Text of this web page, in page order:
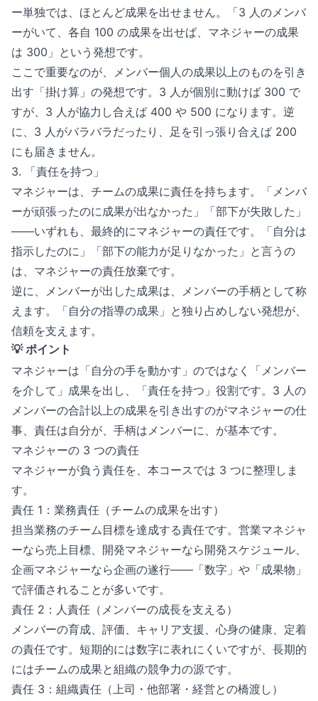
ー単独では、ほとんど成果を出せません。「3 人のメンバ
ーがいて、各自 100 の成果を出せば、マネジャーの成果
は 300」という発想です。
ここで重要なのが、メンバー個人の成果以上のものを引き
出す「掛け算」の発想です。3 人が個別に動けば 300 で
すが、3 人が協力し合えば 400 や 500 になります。逆
に、3 人がバラバラだったり、足を引っ張り合えば 200
にも届きません。
3. 「責任を持つ」
マネジャーは、チームの成果に責任を持ちます。「メンバ
ーが頑張ったのに成果が出なかった」「部下が失敗した」
——いずれも、最終的にマネジャーの責任です。「自分は
指示したのに」「部下の能力が足りなかった」と言うの
は、マネジャーの責任放棄です。
逆に、メンバーが出した成果は、メンバーの手柄として称
えます。「自分の指導の成果」と独り占めしない発想が、
信頼を支えます。
💡 ポイント
マネジャーは「自分の手を動かす」のではなく「メンバー
を介して」成果を出し、「責任を持つ」役割です。3 人の
メンバーの合計以上の成果を引き出すのがマネジャーの仕
事、責任は自分が、手柄はメンバーに、が基本です。
マネジャーの 3 つの責任
マネジャーが負う責任を、本コースでは 3 つに整理しま
す。
責任 1：業務責任（チームの成果を出す）
担当業務のチーム目標を達成する責任です。営業マネジャ
ーなら売上目標、開発マネジャーなら開発スケジュール、
企画マネジャーなら企画の遂行——「数字」や「成果物」
で評価されることが多いです。
責任 2：人責任（メンバーの成長を支える）
メンバーの育成、評価、キャリア支援、心身の健康、定着
の責任です。短期的には数字に表れにくいですが、長期的
にはチームの成果と組織の競争力の源です。
責任 3：組織責任（上司・他部署・経営との橋渡し）